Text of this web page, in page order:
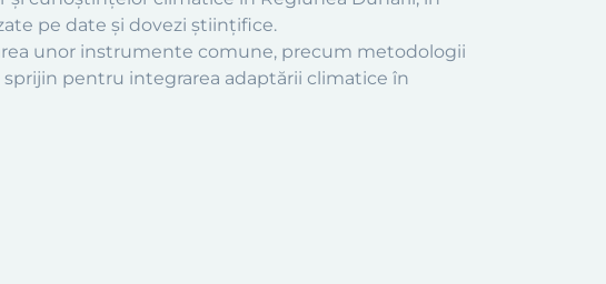
pe date și dovezi științifice.
unor instrumente comune, precum metodologii
pentru integrarea adaptării climatice în